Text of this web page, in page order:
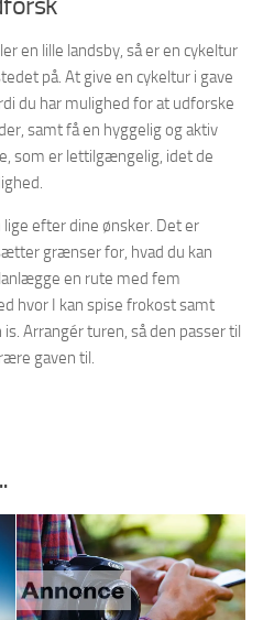
en lille landsby, så er en cykeltur
på. At give en cykeltur i gave
du har mulighed for at udforske
samt få en hyggelig og aktiv
som er lettilgængelig, idet de
efter dine ønsker. Det er
grænser for, hvad du kan
en rute med fem
hvor I kan spise frokost samt
Arrangér turen, så den passer til
gaven til.